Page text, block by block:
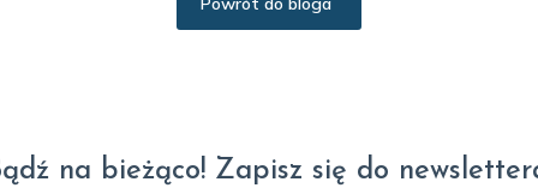
na bieżąco! Zapisz się do